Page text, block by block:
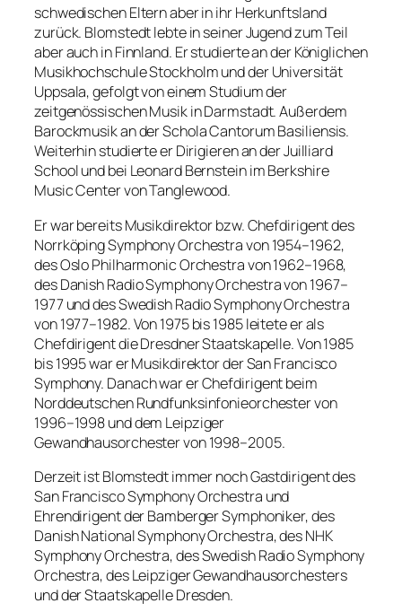
schwedischen Eltern aber in ihr Herkunftsland
zurück. Blomstedt lebte in seiner Jugend zum Teil
aber auch in Finnland. Er studierte an der Königlichen
Musikhochschule Stockholm und der Universität
Uppsala, gefolgt von einem Studium der
zeitgenössischen Musik in Darmstadt. Außerdem
Barockmusik an der Schola Cantorum Basiliensis.
Weiterhin studierte er Dirigieren an der Juilliard
School und bei Leonard Bernstein im Berkshire
Music Center von Tanglewood.
Er war bereits Musikdirektor bzw. Chefdirigent des
Norrköping Symphony Orchestra von 1954–1962,
des Oslo Philharmonic Orchestra von 1962–1968,
des Danish Radio Symphony Orchestra von 1967–
1977 und des Swedish Radio Symphony Orchestra
von 1977–1982. Von 1975 bis 1985 leitete er als
Chefdirigent die Dresdner Staatskapelle. Von 1985
bis 1995 war er Musikdirektor der San Francisco
Symphony. Danach war er Chefdirigent beim
Norddeutschen Rundfunksinfonieorchester von
1996–1998 und dem Leipziger
Gewandhausorchester von 1998–2005.
Derzeit ist Blomstedt immer noch Gastdirigent des
San Francisco Symphony Orchestra und
Ehrendirigent der Bamberger Symphoniker, des
Danish National Symphony Orchestra, des NHK
Symphony Orchestra, des Swedish Radio Symphony
Orchestra, des Leipziger Gewandhausorchesters
und der Staatskapelle Dresden.